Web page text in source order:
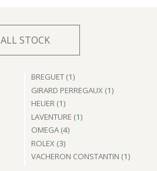
ALL STOCK
BREGUET (1)
GIRARD PERREGAUX (1)
HEUER (1)
LAVENTURE (1)
OMEGA (4)
ROLEX (3)
VACHERON CONSTANTIN (1)